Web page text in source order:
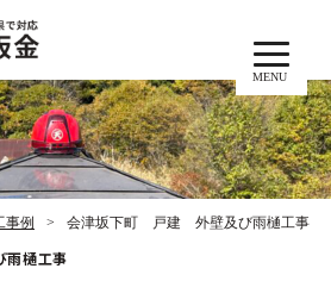
MENU
事例 会津坂下町 戸建 外壁及び雨樋工事
樋工事